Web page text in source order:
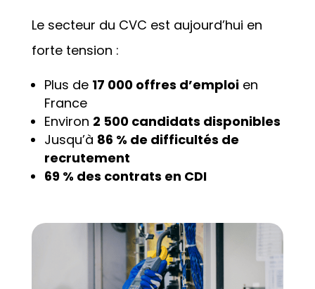
Le secteur du CVC est aujourd’hui en
forte tension :
Plus de 17 000 offres d’emploien
France
Environ 2 500 candidats disponibles
Jusqu’à 86 % de difficultés de
recrutement
69 % des contrats en CDI